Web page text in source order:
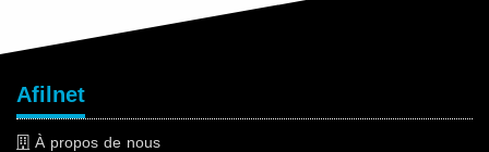
Afilnet
À propos de nous